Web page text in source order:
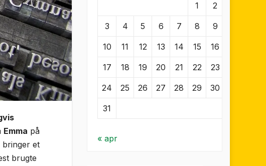
Emma på
bringer et
brugte
1 2
3 4 5 6 7 8 9
10 11 12 13 14 15 16
17 18 19 20 21 22 23
24 25 26 27 28 29 30
31
« apr